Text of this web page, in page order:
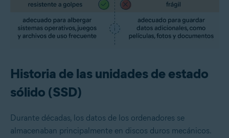
Historia de las unidades de estado
sólido (SSD)
Durante décadas, los datos de los ordenadores se
almacenaban principalmente en discos duros mecánicos.